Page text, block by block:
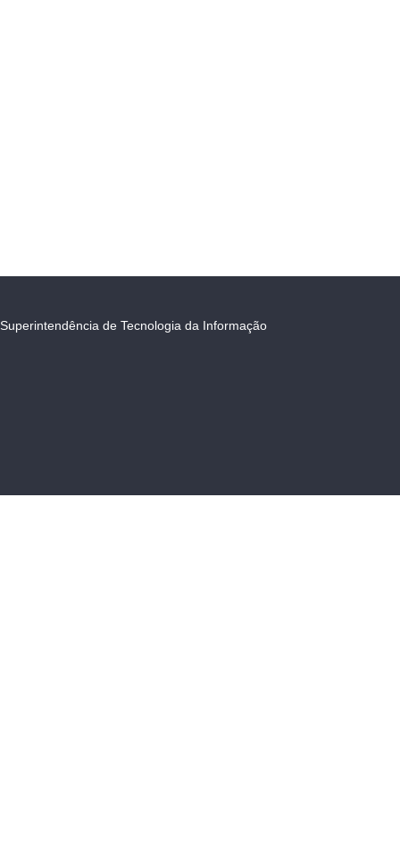
Superintendência de Tecnologia da Informação